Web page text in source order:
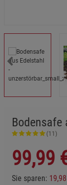
Bodensafe
(11)
99,99
Sie sparen: